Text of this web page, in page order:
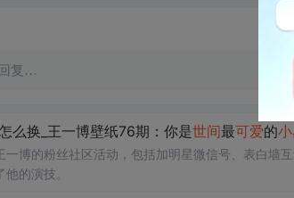
复…
么换_王一博壁纸76期：你是世间最可爱的
一博的粉丝社区活动，包括加明星微信号、表白墙
的演技。